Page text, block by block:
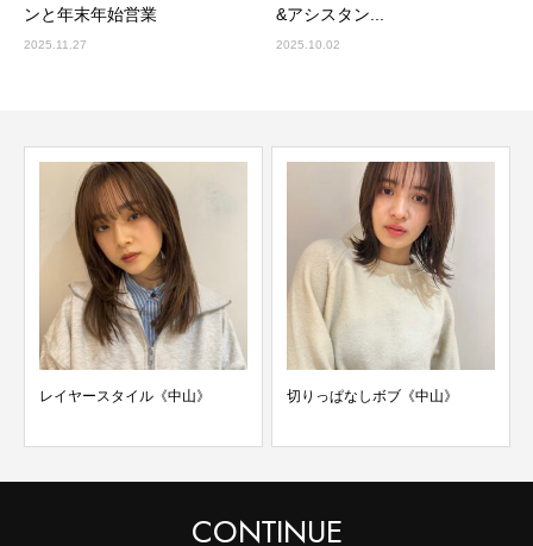
ンと年末年始営業
2025.11.27
&アシスタン...
2025.10.02
レイヤースタイル《中山》 切りっぱなしボブ《中山》
CONTINUE